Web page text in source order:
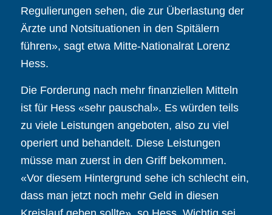
Regulierungen sehen, die zur Überlastung der
Ärzte und Notsituationen in den Spitälern
führen», sagt etwa Mitte-Nationalrat Lorenz
Hess.
Die Forderung nach mehr finanziellen Mitteln
ist für Hess «sehr pauschal». Es würden teils
zu viele Leistungen angeboten, also zu viel
operiert und behandelt. Diese Leistungen
müsse man zuerst in den Griff bekommen.
«Vor diesem Hintergrund sehe ich schlecht ein,
dass man jetzt noch mehr Geld in diesen